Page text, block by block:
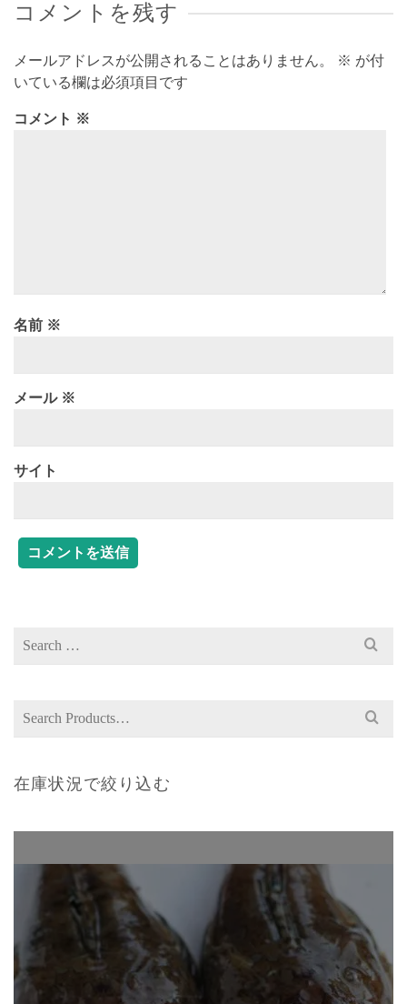
コメントを残す
メールアドレスが公開されることはありません。 ※ が付
いている欄は必須項目です
コメント ※
名前 ※
メール ※
サイト
Search
Search
在庫状況で絞り込む